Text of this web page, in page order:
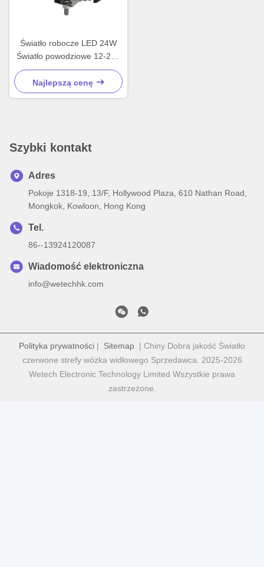
Światło robocze LED 24W
Światło powodziowe 12-24V
DC Ciężarówki terenowe
Najlepszą cenę
Szybki kontakt
Adres
Pokoje 1318-19, 13/F, Hollywood Plaza, 610 Nathan Road,
Mongkok, Kowloon, Hong Kong
Tel.
86--13924120087
Wiadomość elektroniczna
info@wetechhk.com
Polityka prywatności | Sitemap | Chiny Dobra jakość Światło
czerwone strefy wózka widłowego Sprzedawca. 2025-2026
Wetech Electronic Technology Limited Wszystkie prawa
zastrzeżone.